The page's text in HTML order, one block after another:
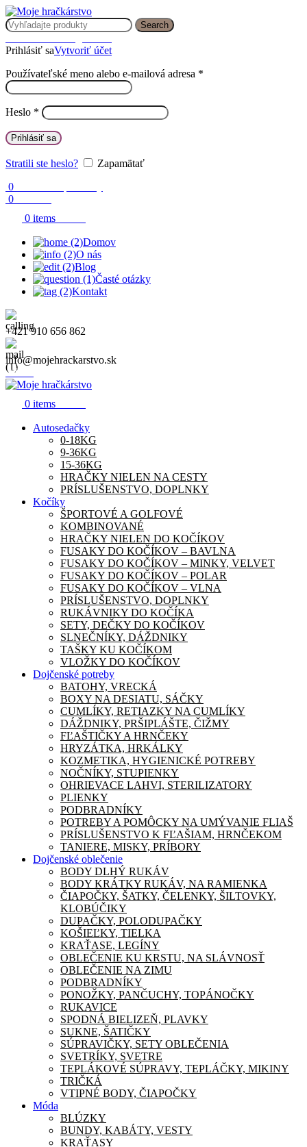
Search
Prihlásiť saVytvoriť účet
Používateľské meno alebo e-mailová adresa *
Heslo *
Prihlásiť sa
Stratili ste heslo?
Zapamätať
0
0
0 items
Domov
O nás
Blog
Časté otázky
Kontakt
+421 910 656 862
info@mojehrackarstvo.sk
Menu
0 items
Autosedačky
0-18KG
9-36KG
15-36KG
HRAČKY NIELEN NA CESTY
PRÍSLUŠENSTVO, DOPLNKY
Kočíky
ŠPORTOVÉ A GOLFOVÉ
KOMBINOVANÉ
HRAČKY NIELEN DO KOČÍKOV
FUSAKY DO KOČÍKOV – BAVLNA
FUSAKY DO KOČÍKOV – MINKY, VELVET
FUSAKY DO KOČÍKOV – POLAR
FUSAKY DO KOČÍKOV – VLNA
PRÍSLUŠENSTVO, DOPLNKY
RUKÁVNIKY DO KOČÍKA
SETY, DEČKY DO KOČÍKOV
SLNEČNÍKY, DÁŽDNIKY
TAŠKY KU KOČÍKOM
VLOŽKY DO KOČÍKOV
Dojčenské potreby
BATOHY, VRECKÁ
BOXY NA DESIATU, SÁČKY
CUMLÍKY, RETIAZKY NA CUMLÍKY
DÁŽDNIKY, PRŠIPLÁŠTE, ČIŽMY
FĽAŠTIČKY A HRNČEKY
HRYZÁTKA, HRKÁLKY
KOZMETIKA, HYGIENICKÉ POTREBY
NOČNÍKY, STUPIENKY
OHRIEVACE LAHVI, STERILIZATORY
PLIENKY
PODBRADNÍKY
POTREBY A POMÔCKY NA UMÝVANIE FLIAŠ
PRÍSLUŠENSTVO K FĽAŠIAM, HRNČEKOM
TANIERE, MISKY, PRÍBORY
Dojčenské oblečenie
BODY DLHÝ RUKÁV
BODY KRÁTKY RUKÁV, NA RAMIENKA
ČIAPOČKY, ŠATKY, ČELENKY, ŠILTOVKY,
KLOBÚČIKY
DUPAČKY, POLODUPAČKY
KOŠIEĽKY, TIELKA
KRAŤASE, LEGÍNY
OBLEČENIE KU KRSTU, NA SLÁVNOSŤ
OBLEČENIE NA ZIMU
PODBRADNÍKY
PONOŽKY, PANČUCHY, TOPÁNOČKY
RUKAVICE
SPODNÁ BIELIZEŇ, PLAVKY
SUKNE, ŠATIČKY
SÚPRAVIČKY, SETY OBLEČENIA
SVETRÍKY, SVETRE
TEPLÁKOVÉ SÚPRAVY, TEPLÁČKY, MIKINY
TRIČKÁ
VTIPNÉ BODY, ČIAPOČKY
Móda
BLÚZKY
BUNDY, KABÁTY, VESTY
KRAŤASY